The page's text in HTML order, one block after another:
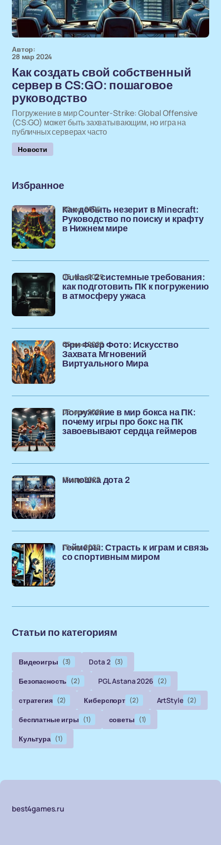
Автор:
28 мар 2024
Как создать свой собственный
сервер в CS:GO: пошаговое
руководство
Погружение в мир Counter-Strike: Global Offensive
(CS:GO) может быть захватывающим, но игра на
публичных серверах часто
Новости
Избранное
Как добыть незерит в Minecraft:
Руководство по поиску и крафту
в Нижнем мире
30 окт 2025
Outlast 2 системные требования:
как подготовить ПК к погружению
в атмосферу ужаса
05 июн 2025
Фри Фаер Фото: Искусство
Захвата Мгновений
Виртуального Мира
05 июн 2025
Погружение в мир бокса на ПК:
почему игры про бокс на ПК
завоевывают сердца геймеров
05 июн 2025
мипошка дота 2
15 апр 2025
Геймеры: Страсть к играм и связь
со спортивным миром
15 апр 2025
Статьи по категориям
Видеоигры (3) Dota 2 (3)
Безопасность (2) PGL Astana 2026 (2)
стратегия (2) Киберспорт (2) ArtStyle (2)
бесплатные игры (1) советы (1)
Культура (1)
best4games.ru